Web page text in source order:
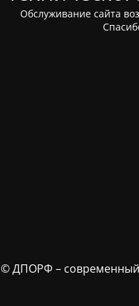
Обслуживание сайта
© ДПОРФ – современный